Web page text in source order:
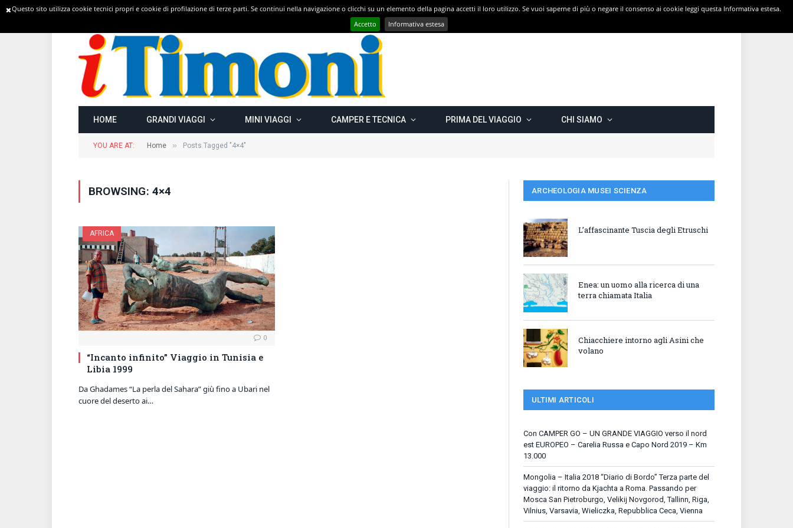
TRENDING Con CAMPER GO – UN GRANDE VIAGGIO verso il nord est EUROPEO – Carelia Russa e Capo Nord 2019 – Km 13.000
HOME GRANDI VIAGGI MINI VIAGGI CAMPER E TECNICA PRIMA DEL VIAGGIO CHI SIAMO
YOU ARE AT: Home » Posts Tagged "4×4"
BROWSING: 4×4
AFRICA
0
“Incanto infinito” Viaggio in Tunisia e
Libia 1999
Da Ghadames “La perla del Sahara” giù fino a Ubari nel
cuore del deserto ai…
ARCHEOLOGIA MUSEI SCIENZA
L’affascinante Tuscia degli Etruschi
Enea: un uomo alla ricerca di una
terra chiamata Italia
Chiacchiere intorno agli Asini che
volano
ULTIMI ARTICOLI
Con CAMPER GO – UN GRANDE VIAGGIO verso il nord
est EUROPEO – Carelia Russa e Capo Nord 2019 – Km
13.000
Mongolia – Italia 2018 “Diario di Bordo” Terza parte del
viaggio: il ritorno da Kjachta a Roma. Passando per
Mosca San Pietroburgo, Velikij Novgorod, Tallinn, Riga,
Vilnius, Varsavia, Wieliczka, Repubblica Ceca, Vienna
Questo sito utilizza cookie tecnici propri e cookie di profilazione di terze parti. Se continui nella navigazione o clicchi su un elemento della pagina accetti il loro utilizzo. Se vuoi saperne di più o negare il consenso ai cookie leggi questa Informativa estesa.
Accetto
Informativa estesa